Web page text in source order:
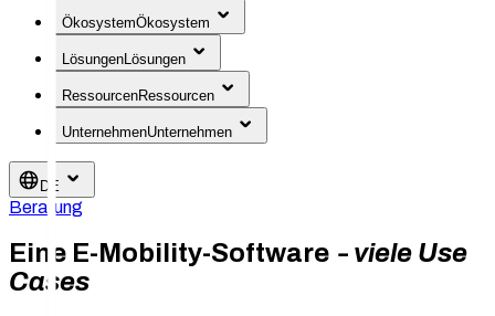
ÖkosystemÖkosystem
LösungenLösungen
RessourcenRessourcen
UnternehmenUnternehmen
DE
Beratung
Eine E-Mobility-Software – viele Use
Cases